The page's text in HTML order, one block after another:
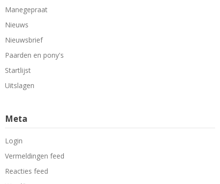
Manegepraat
Nieuws
Nieuwsbrief
Paarden en pony's
Startlijst
Uitslagen
Meta
Login
Vermeldingen feed
Reacties feed